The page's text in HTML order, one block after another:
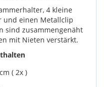
4 kleine
und einen Metallclip
sind zusammengenäht
mit Nieten verstärkt.
( 2x )